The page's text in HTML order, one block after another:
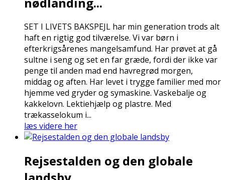
SET I LIVETS BAKSPEJL har min generation trods alt
haft en rigtig god tilværelse. Vi var børn i
efterkrigsårenes mangelsamfund. Har prøvet at gå
sultne i seng og set en far græde, fordi der ikke var
penge til anden mad end havregrød morgen,
middag og aften. Har levet i trygge familier med mor
hjemme ved gryder og symaskine. Vaskebalje og
kakkelovn. Lektiehjælp og plastre. Med
trækasselokum i...
læs videre her
Rejsestalden og den globale